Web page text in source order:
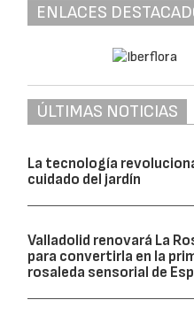
ENLACES
ÚLTIMAS NOTICIAS
La tecnología
cuidado del jardín
Valladolid renovará La
para convertirla en la
rosaleda sensorial de